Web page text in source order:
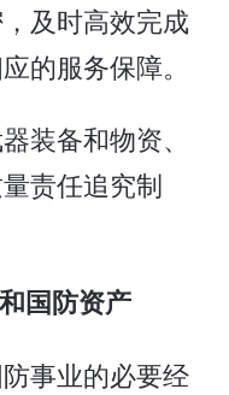
及时高效完成
的服务保障。
装备和物资、
责任追究制
国防资产
事业的必要经